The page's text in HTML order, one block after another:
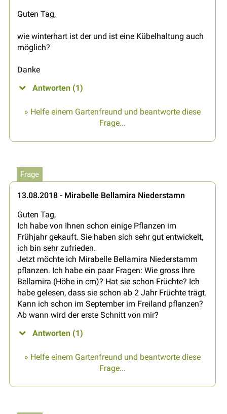
Guten Tag,
wie winterhart ist der und ist eine Kübelhaltung auch
möglich?
Danke
Antworten (1)
» Helfe einem Gartenfreund und beantworte diese
Frage...
Frage
13.08.2018 - Mirabelle Bellamira Niederstamn
Guten Tag,
Ich habe von Ihnen schon einige Pflanzen im
Frühjahr gekauft. Sie haben sich sehr gut entwickelt,
ich bin sehr zufrieden.
Jetzt möchte ich Mirabelle Bellamira Niederstamm
pflanzen. Ich habe ein paar Fragen: Wie gross Ihre
Bellamira (Höhe in cm)? Hat sie schon Früchte? Ich
habe gelesen, dass sie schon ab 2 Jahr Früchte trägt.
Kann ich schon im September im Freiland pflanzen?
Ab wann wird der erste Schnitt von mir?
Antworten (1)
» Helfe einem Gartenfreund und beantworte diese
Frage...